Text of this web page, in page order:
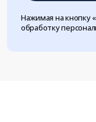
Нажимая на кнопку
обработку